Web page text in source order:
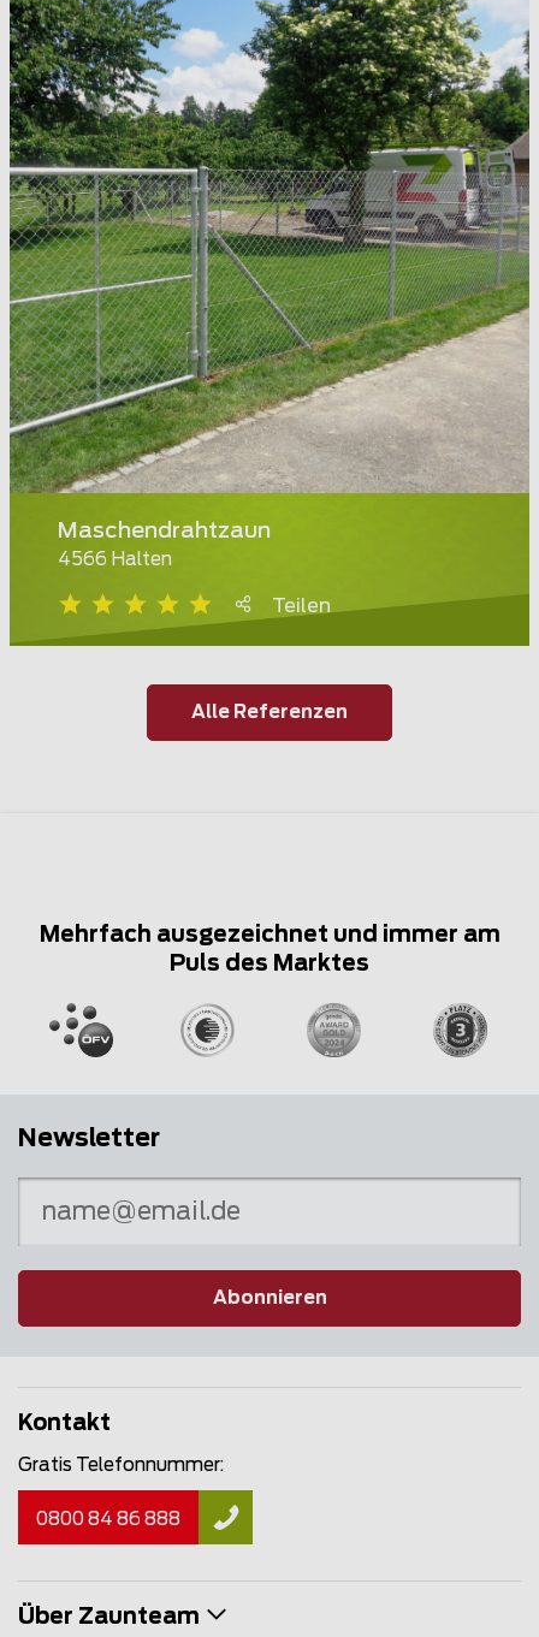
Maschendrahtzaun
4566 Halten
Teilen
Alle Referenzen
Mehrfach ausgezeichnet und immer am
Puls des Marktes
Newsletter
Abonnieren
Kontakt
Gratis Telefonnummer:
0800 84 86 888
Über Zaunteam